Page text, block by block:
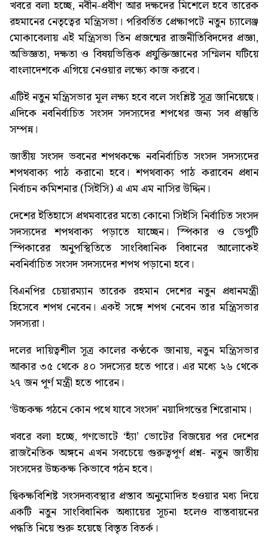
খবরে বলা হচ্ছে, নবীন-প্রবীণ আর দক্ষদের মিশেলে হবে তারেক
রহমানের নেতৃত্বের মন্ত্রিসভা। পরিবর্তিত প্রেক্ষাপটে নতুন চ্যালেঞ্জ
মোকাবেলায় এই মন্ত্রিসভা তিন প্রজন্মের রাজনীতিবিদদের প্রজ্ঞা,
অভিজ্ঞতা, দক্ষতা ও বিষয়ভিত্তিক প্রযুক্তিজ্ঞানের সম্মিলন ঘটিয়ে
বাংলাদেশকে এগিয়ে নেওয়ার লক্ষ্যে কাজ করবে।
এটিই নতুন মন্ত্রিসভার মূল লক্ষ্য হবে বলে সংশ্লিষ্ট সূত্র জানিয়েছে।
এদিকে নবনির্বাচিত সংসদ সদস্যদের শপথের জন্য সব প্রস্তুতি
সম্পন্ন।
জাতীয় সংসদ ভবনের শপথকক্ষে নবনির্বাচিত সংসদ সদস্যদের
শপথবাক্য পাঠ করানো হবে। শপথবাক্য পাঠ করাবেন প্রধান
নির্বাচন কমিশনার (সিইসি) এ এম এম নাসির উদ্দিন।
দেশের ইতিহাসে প্রথমবারের মতো কোনো সিইসি নির্বাচিত সংসদ
সদস্যদের শপথবাক্য পড়াতে যাচ্ছেন। স্পিকার ও ডেপুটি
স্পিকারের অনুপস্থিতিতে সাংবিধানিক বিধানের আলোকেই
নবনির্বাচিত সংসদ সদস্যদের শপথ পড়ানো হবে।
বিএনপির চেয়ারম্যান তারেক রহমান দেশের নতুন প্রধানমন্ত্রী
হিসেবে শপথ নেবেন। একই সঙ্গে শপথ নেবেন তার মন্ত্রিসভার
সদস্যরা।
দলের দায়িত্বশীল সূত্র কালের কণ্ঠকে জানায়, নতুন মন্ত্রিসভার
আকার ৩৫ থেকে ৪০ সদস্যের হতে পারে। এর মধ্যে ২৬ থেকে
২৭ জন পূর্ণ মন্ত্রী হতে পারেন।
‘উচ্চকক্ষ গঠনে কোন পথে যাবে সংসদ’নয়াদিগন্তের শিরোনাম।
খবরে বলা হচ্ছে, গণভোটে ‘হ্যাঁ’ ভোটের বিজয়ের পর দেশের
রাজনৈতিক অঙ্গনে এখন সবচেয়ে গুরুত্বপূর্ণ প্রশ্ন- নতুন জাতীয়
সংসদের উচ্চকক্ষ কিভাবে গঠন হবে।
দ্বিকক্ষবিশিষ্ট সংসদব্যবস্থার প্রস্তাব অনুমোদিত হওয়ার মধ্য দিয়ে
একটি নতুন সাংবিধানিক অধ্যায়ের সূচনা হলেও বাস্তবায়নের
পদ্ধতি নিয়ে শুরু হয়েছে বিস্তৃত বিতর্ক।